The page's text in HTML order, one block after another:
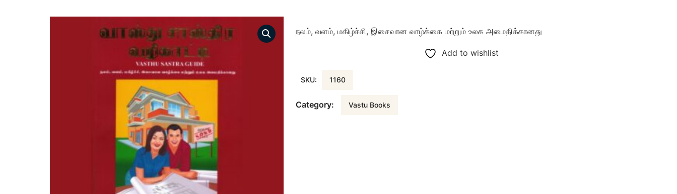
நலம், வளம், மகிழ்ச்சி, இசைவான வாழ்க்கை மற்றும் உலக அமைதிக்கானது
Add to wishlist
SKU: 1160
Category: Vastu Books